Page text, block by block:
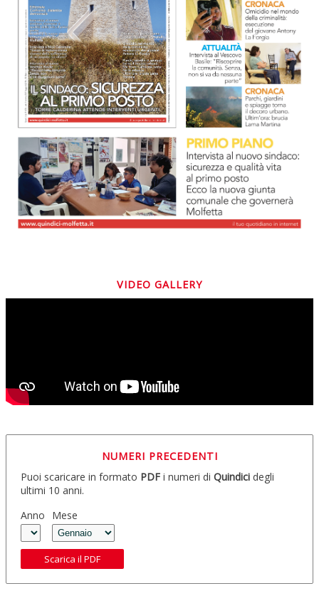
VIDEO GALLERY
NUMERI PRECEDENTI
Puoi scaricare in formato PDF i numeri di Quindici degli
ultimi 10 anni.
Anno
Mese
Scarica il PDF